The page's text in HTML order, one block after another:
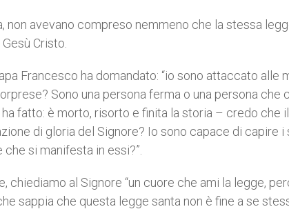
non avevano compreso nemmeno che la stessa
Cristo.
Francesco ha domandato: “io sono attaccato alle
Sono una persona ferma o una persona che
fatto: è morto, risorto e finita la storia – credo che
di gloria del Signore? Io sono capace di capire
si manifesta in essi?”.
chiediamo al Signore “un cuore che ami la legge,
sappia che questa legge santa non è fine a se